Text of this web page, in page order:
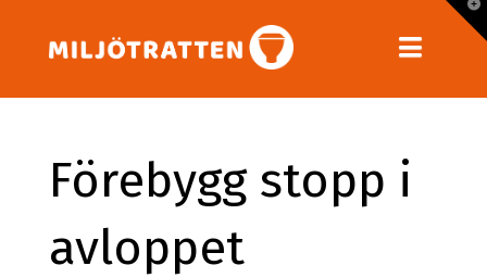
Förebygg stopp i
avloppet